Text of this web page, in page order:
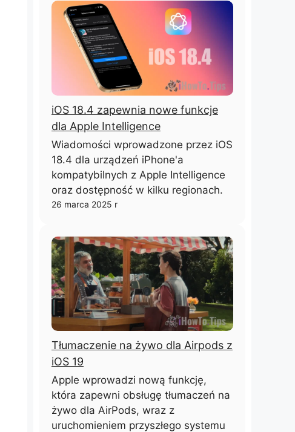
iOS 18.4 zapewnia nowe funkcje
dla Apple Intelligence
Wiadomości wprowadzone przez iOS
18.4 dla urządzeń iPhone'a
kompatybilnych z Apple Intelligence
oraz dostępność w kilku regionach.
26 marca 2025 r
Tłumaczenie na żywo dla Airpods z
iOS 19
Apple wprowadzi nową funkcję,
która zapewni obsługę tłumaczeń na
żywo dla AirPods, wraz z
uruchomieniem przyszłego systemu